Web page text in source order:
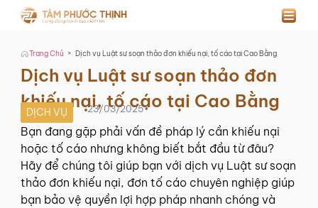
Trang Chủ > Dịch vụ Luật sư soạn thảo đơn khiếu nại, tố cáo tại Cao Bằng
Dịch vụ Luật sư soạn thảo đơn
khiếu nại, tố cáo tại Cao Bằng
DỊCH VỤ 23/03/2025•
Bạn đang gặp phải vấn đề pháp lý cần khiếu nại
hoặc tố cáo nhưng không biết bắt đầu từ đâu?
Hãy để chúng tôi giúp bạn với dịch vụ Luật sư soạn
thảo đơn khiếu nại, đơn tố cáo chuyên nghiệp giúp
bạn bảo vệ quyền lợi hợp pháp nhanh chóng và